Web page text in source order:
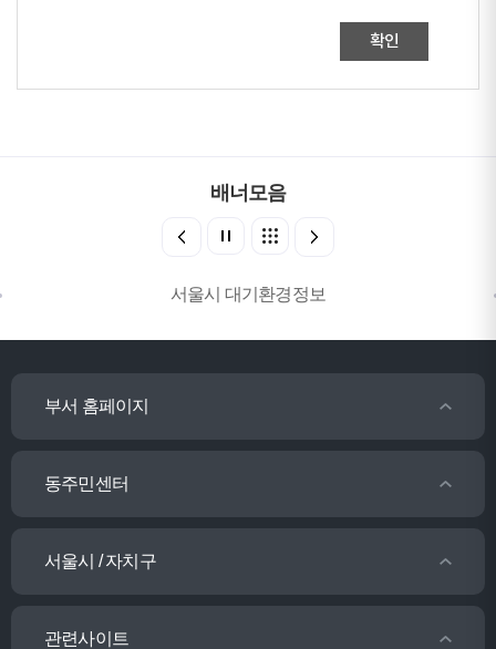
확인
배너모음
서울시 대기환경정보
부서 홈페이지
동주민센터
서울시 / 자치구
관련사이트